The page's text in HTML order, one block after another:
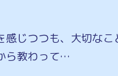
感じつつも、大切なこ
ら教わって…